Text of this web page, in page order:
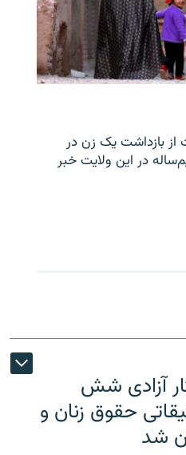
از بازداشت یک زن در
در این ولایت خبر
آزادی شش
حقوق زنان و
شد